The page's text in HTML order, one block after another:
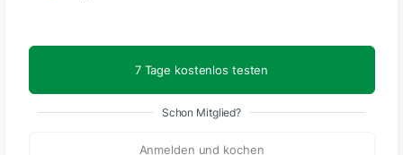
7 Tage kostenlos testen
Schon Mitglied?
Anmelden und kochen
🙂